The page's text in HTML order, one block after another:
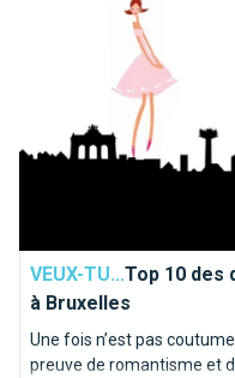
VEUX-TU...Top 10 des
à Bruxelles
Une fois n’est pas
preuve de romantisme et